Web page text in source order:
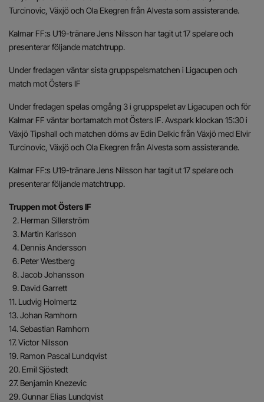
Turcinovic, Växjö och Ola Ekegren från Alvesta som assisterande.
Kalmar FF:s U19-tränare Jens Nilsson har tagit ut 17 spelare och
presenterar följande matchtrupp.
Under fredagen väntar sista gruppspelsmatchen i Ligacupen och
match mot Östers IF
Under fredagen spelas omgång 3 i gruppspelet av Ligacupen och för
Kalmar FF väntar bortamatch mot Östers IF. Avspark klockan 15:30 i
Växjö Tipshall och matchen döms av Edin Delkic från Växjö med Elvir
Turcinovic, Växjö och Ola Ekegren från Alvesta som assisterande.
Kalmar FF:s U19-tränare Jens Nilsson har tagit ut 17 spelare och
presenterar följande matchtrupp.
Truppen mot Östers IF
2. Herman Sillerström
3. Martin Karlsson
4. Dennis Andersson
6. Peter Westberg
8. Jacob Johansson
9. David Garrett
11. Ludvig Holmertz
13. Johan Ramhorn
14. Sebastian Ramhorn
17. Victor Nilsson
19. Ramon Pascal Lundqvist
20. Emil Sjöstedt
27. Benjamin Knezevic
29. Gunnar Elias Lundqvist